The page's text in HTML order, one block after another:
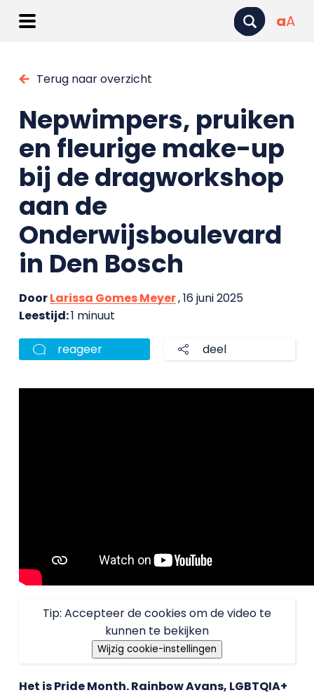
aA
Terug naar overzicht
Nepwimpers, pruiken
en fleurige make-up
bij de dragworkshop
aan de
Onderwijsboulevard
in Den Bosch
DoorLarissa Gomes Meyer, 16 juni 2025
Leestijd:1 minuut
reageer deel
Tip: Accepteer de cookies om de video te
kunnen te bekijken
Wijzig cookie-instellingen
Het is Pride Month. Rainbow Avans, LGBTQIA+